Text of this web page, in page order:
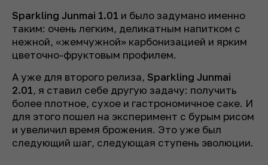
Sparkling Junmai 1.01 и было задумано именно
таким: очень легким, деликатным напитком с
нежной, «жемчужной» карбонизацией и ярким
цветочно-фруктовым профилем.
А уже для второго релиза, Sparkling Junmai
2.01, я ставил себе другую задачу: получить
более плотное, сухое и гастрономичное саке. И
для этого пошел на эксперимент с бурым рисом
и увеличил время брожения. Это уже был
следующий шаг, следующая ступень эволюции.